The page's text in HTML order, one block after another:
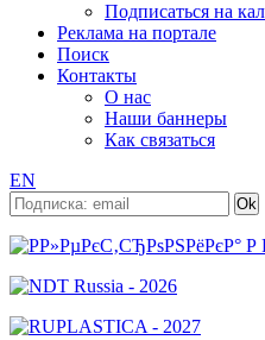
Подписаться на
Реклама на портале
Поиск
Контакты
О нас
Наши баннеры
Как связаться
EN